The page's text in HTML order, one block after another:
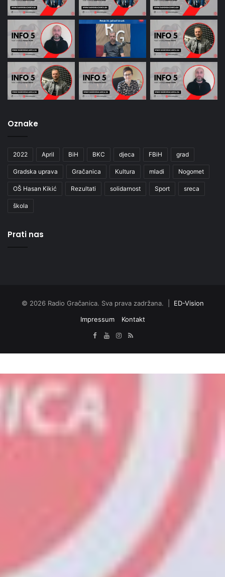
Oznake
2022 April BiH BKC djeca FBiH grad
Gradska uprava Gračanica Kultura mladi Nogomet
OŠ Hasan Kikić Rezultati solidarnost Sport sreca
škola
Prati nas
© 2026 Radio Gračanica. Sva prava zadržana. | ED-Vision
Impressum
Kontakt